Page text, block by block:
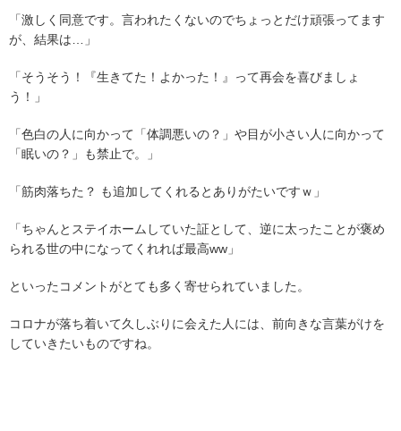
「激しく同意です。言われたくないのでちょっとだけ頑張ってます
が、結果は…」
「そうそう！『生きてた！よかった！』って再会を喜びましょ
う！」
「色白の人に向かって「体調悪いの？」や目が小さい人に向かって
「眠いの？」も禁止で。」
「筋肉落ちた？ も追加してくれるとありがたいですｗ」
「ちゃんとステイホームしていた証として、逆に太ったことが褒め
られる世の中になってくれれば最高ww」
といったコメントがとても多く寄せられていました。
コロナが落ち着いて久しぶりに会えた人には、前向きな言葉がけを
していきたいものですね。